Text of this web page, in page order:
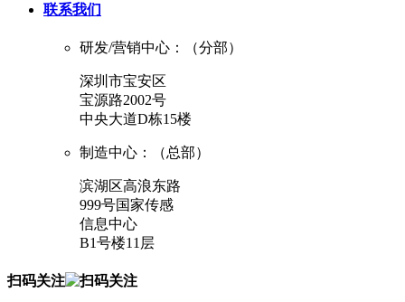
联系我们
研发/营销中心：（分部）
深圳市宝安区
宝源路2002号
中央大道D栋15楼
制造中心：（总部）
滨湖区高浪东路
999号国家传感
信息中心
B1号楼11层
扫码关注